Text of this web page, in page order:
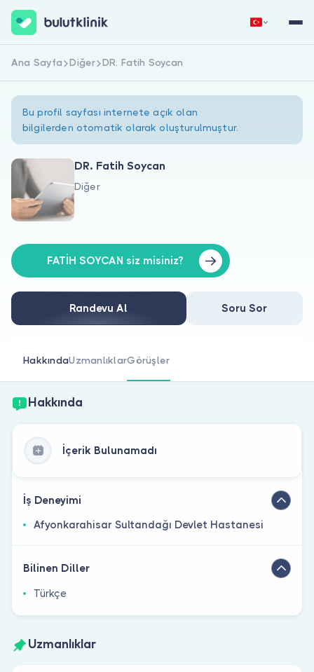
Hakkımızda
Doktorlar için
Doktor musunuz?
Hemen Kaydol
Ana Sayfa Diğer DR. Fatih Soycan
Bu profil sayfası internete açık olan
bilgilerden otomatik olarak oluşturulmuştur.
DR. Fatih Soycan
Diğer
FATİH SOYCAN siz misiniz?
Randevu Al Soru Sor
HakkındaUzmanlıklarGörüşler
Hakkında
İçerik Bulunamadı
İş Deneyimi
Afyonkarahisar Sultandağı Devlet Hastanesi
Bilinen Diller
Türkçe
Uzmanlıklar